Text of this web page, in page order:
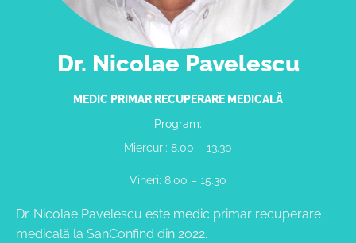
Dr. Nicolae Pavelescu
MEDIC PRIMAR RECUPERARE MEDICALĂ
Program:
Miercuri: 8.00 – 13.30
Vineri: 8.00 – 15.30
Dr. Nicolae Pavelescu este medic primar recuperare
medicală la SanConfind din 2022.